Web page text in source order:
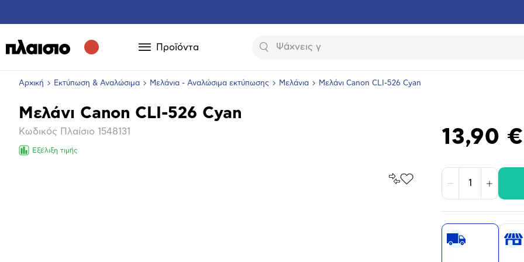
Προϊόντα Αναζήτηση
Αρχική Εκτύπωση & Αναλώσιμα Μελάνια - Αναλώσιμα εκτύπωσης Μελάνια Μελάνι Canon CLI-526 Cyan
Βασικά
χαρακτηριστικά
Μελάνι Canon CLI-526 Cyan
Κωδικός Πλαίσιο 1548131
Εξέλιξη τιμής
Σύγκρινέ
Προσθήκη
Αγαπημένα
13,90 €
Μείωση Αύξηση